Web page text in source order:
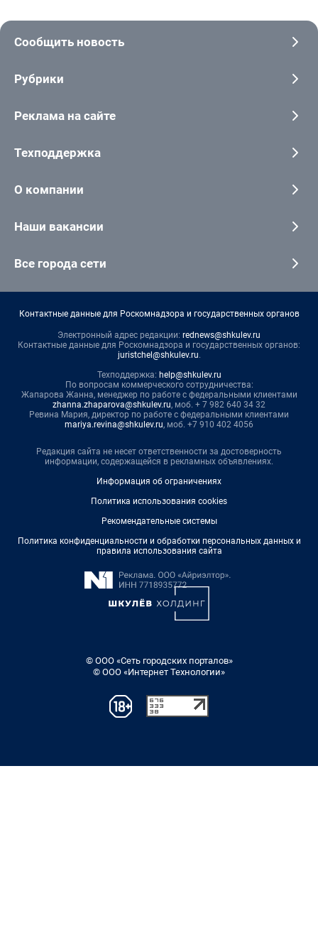
Сообщить новость
Рубрики
Реклама на сайте
Техподдержка
О компании
Наши вакансии
Все города сети
Контактные данные для Роскомнадзора и государственных органов
Электронный адрес редакции: rednews@shkulev.ru
Контактные данные для Роскомнадзора и государственных органов:
juristchel@shkulev.ru.
Техподдержка: help@shkulev.ru
По вопросам коммерческого сотрудничества:
Жапарова Жанна, менеджер по работе с федеральными клиентами
zhanna.zhaparova@shkulev.ru, моб. + 7 982 640 34 32
Ревина Мария, директор по работе с федеральными клиентами
mariya.revina@shkulev.ru, моб. +7 910 402 4056
Редакция сайта не несет ответственности за достоверность
информации, содержащейся в рекламных объявлениях.
Информация об ограничениях
Политика использования cookies
Рекомендательные системы
Политика конфиденциальности и обработки персональных данных и
правила использования сайта
© ООО «Сеть городских порталов»
© ООО «Интернет Технологии»